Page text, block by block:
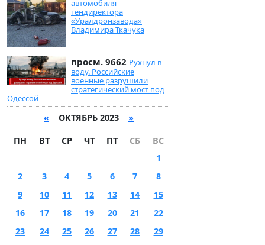
автомобиля
гендиректора
«Уралдронзавода»
Владимира Ткачука
просм. 9662 Рухнул в
воду. Российские
военные разрушили
стратегический мост под
Одессой
« ОКТЯБРЬ 2023 »
ПН ВТ СР ЧТ ПТ СБ
ВС
1
2
3 4 5 6 7
8
9
10 11 12 13 14
15
16
17 18 19 20 21
22
23
24 25 26 27 28
29